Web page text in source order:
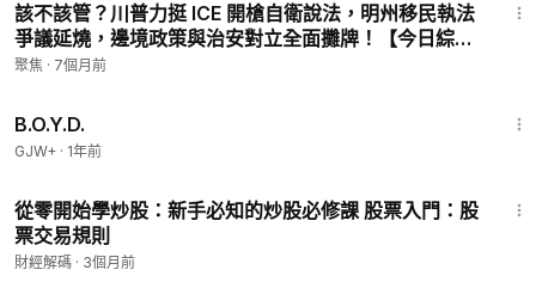
該不該管？川普力挺 ICE 開槍自衛說法，明州移民執法
爭議延燒，邊境政策與治安對立全面攤牌！【今日綜
述-3pm】
聚焦 · 7個月前
B.O.Y.D.
GJW+ · 1年前
從零開始學炒股：新手必知的炒股必修課 股票入門：股
票交易規則
財經解碼 · 3個月前